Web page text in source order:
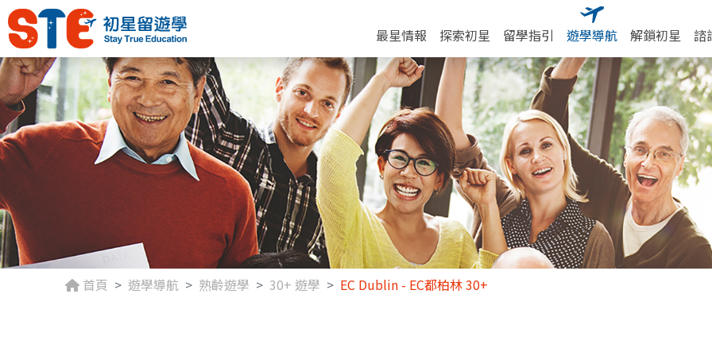
最星情報 探索初星 留學指引 遊學導航 解鎖初星 諮
首頁 遊學導航 熟齡遊學 30+ 遊學 EC Dublin - EC都柏林 30+